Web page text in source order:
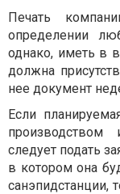
Печать
определении
однако, иметь в
должна
нее документ
Если
производством
следует подать
в котором она
санэпидстанции,